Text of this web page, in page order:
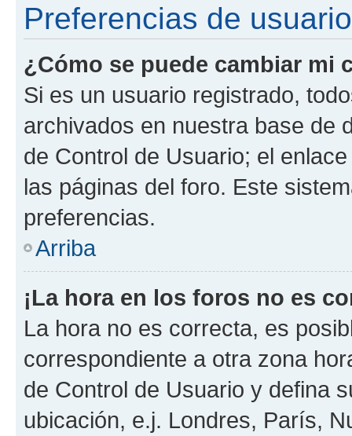
Preferencias de
¿Cómo se puede cambiar mi
Si es un usuario registrado,
archivados en nuestra base de
de Control de Usuario; el
las páginas del foro. Este
preferencias.
Arriba
¡La hora en los foros no es
La hora no es correcta, es
correspondiente a otra zona
de Control de Usuario y defina
ubicación, e.j. Londres, París,